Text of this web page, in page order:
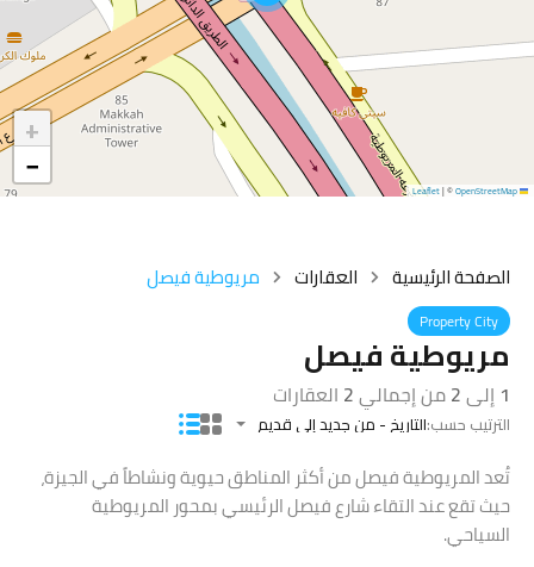
+
−
Leaflet
|©OpenStreetMap
الصفحة الرئيسية العقارات مريوطية فيصل
Property City
مريوطية فيصل
1 إلى2من إجمالي2 العقارات
الترتيب حسب:التاريخ - من جديد إلى قديم
تُعد المريوطية فيصل من أكثر المناطق حيوية ونشاطاً في الجيزة،
حيث تقع عند التقاء شارع فيصل الرئيسي بمحور المريوطية
السياحي.